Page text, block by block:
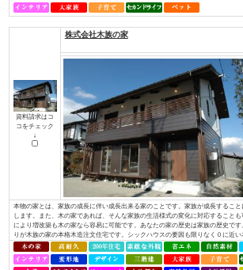
資料請求はコ
コをチェック
↓
（株）アットホーム四国